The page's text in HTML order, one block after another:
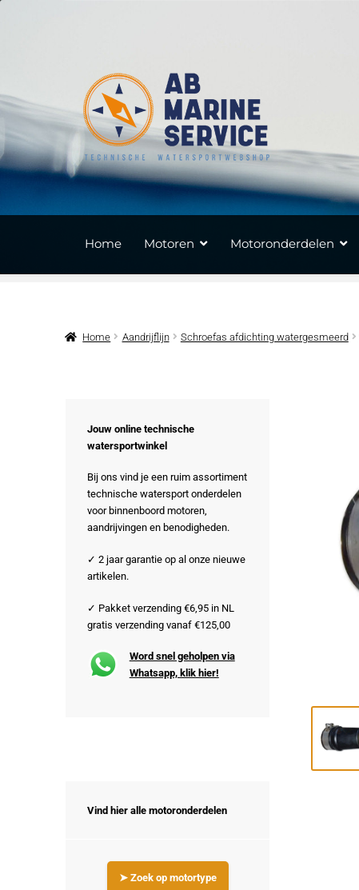
navigatie
inhoud
Home Motoren Motoronderdelen
Home Aandrijflijn Schroefas afdichting watergesmeerd
Jouw online technische
watersportwinkel
Bij ons vind je een ruim assortiment
technische watersport onderdelen
voor binnenboord motoren,
aandrijvingen en benodigheden.
✓ 2 jaar garantie op al onze nieuwe
artikelen.
✓ Pakket verzending €6,95 in NL
gratis verzending vanaf €125,00
Word snel geholpen via
Whatsapp, klik hier!
Vind hier alle motoronderdelen
➤ Zoek op motortype